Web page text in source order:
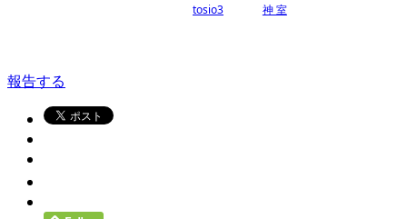
tosio3 神 室
報告する